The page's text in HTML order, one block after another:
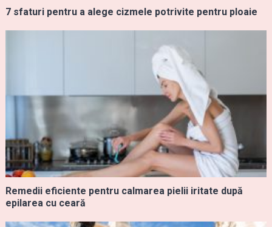
7 sfaturi pentru a alege cizmele potrivite pentru ploaie
Remedii eficiente pentru calmarea pielii iritate după
epilarea cu ceară